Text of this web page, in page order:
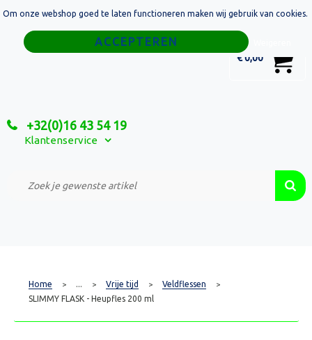
€ 0,00
+32(0)16 43 54 19
Klantenservice
Home
Relatiegeschenken
Custom Made Projecten
Home > ... > Vrije tijd > Veldflessen >
SLIMMY FLASK - Heupfles 200 ml
Om onze webshop goed te laten functioneren maken wij gebruik van cookies.